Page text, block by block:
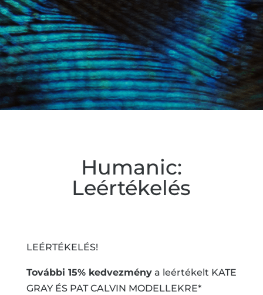
Humanic:
Leértékelés
LEÉRTÉKELÉS!
További 15% kedvezménya leértékelt KATE
GRAY ÉS PAT CALVIN MODELLEKRE*